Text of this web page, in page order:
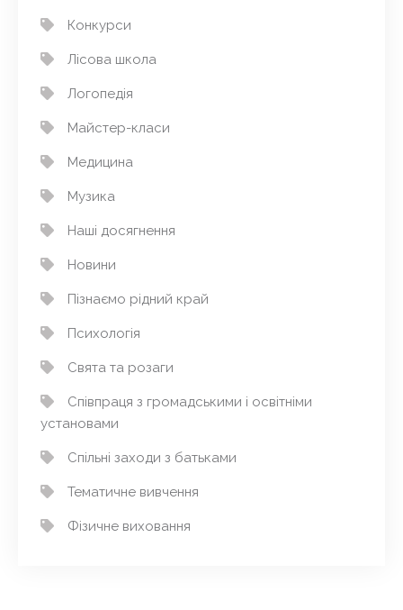
Конкурси
Лісова школа
Логопедія
Майстер-класи
Медицина
Музика
Наші досягнення
Новини
Пізнаємо рідний край
Психологія
Свята та розаги
Співпраця з громадськими і освітніми
установами
Спільні заходи з батьками
Тематичне вивчення
Фізичне виховання